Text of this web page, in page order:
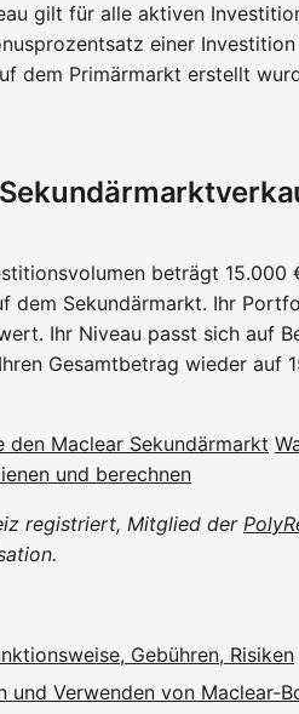
gilt für alle aktiven
einer
dem Primärmarkt erstellt
beträgt 15.000
dem Sekundärmarkt. Ihr
Ihr Niveau passt sich auf
Gesamtbetrag wieder auf
den Maclear Sekundärmarkt
und berechnen
registriert, Mitglied der
Gebühren, Risiken
und Verwenden von Maclear-